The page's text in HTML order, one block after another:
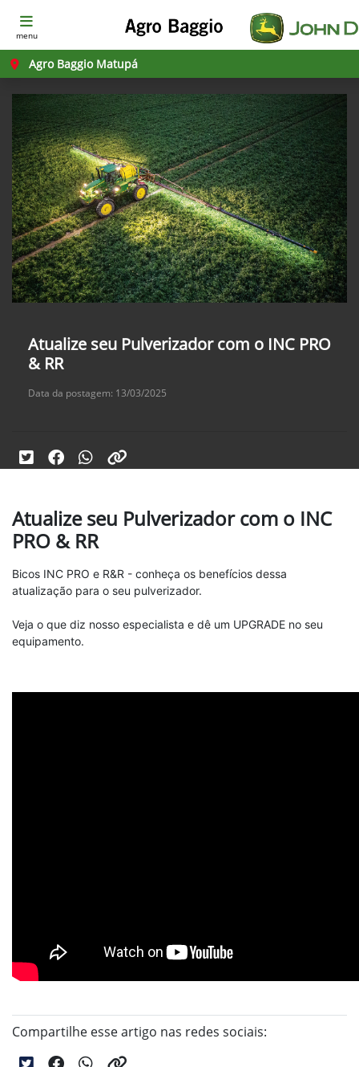
menu
Agro Baggio Matupá
Atualize seu Pulverizador com o INC PRO
& RR
Data da postagem: 13/03/2025
Atualize seu Pulverizador com o INC
PRO & RR
Bicos INC PRO e R&R - conheça os benefícios dessa
atualização para o seu pulverizador.
Veja o que diz nosso especialista e dê um UPGRADE no seu
equipamento.
Compartilhe esse artigo nas redes sociais: